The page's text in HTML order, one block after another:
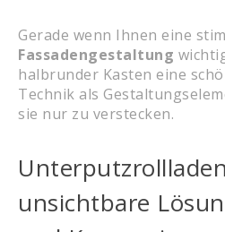
Gerade wenn Ihnen eine
Fassadengestaltung
halbrunder Kasten eine
Technik als
sie nur zu verstecken.
unsichtbare